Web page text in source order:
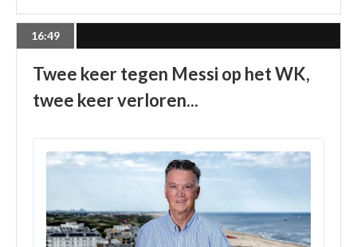
16:49
Twee keer tegen Messi op het WK,
twee keer verloren...